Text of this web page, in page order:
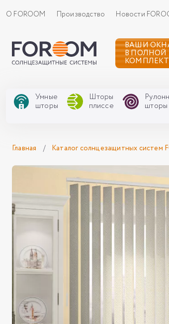
О FOROOM Производство Новости
ВАШИ
В ПОЛНОЙ
Умные
шторы
Шторы
плиссе
шторы
Главная / Каталог солнцезащитных систем